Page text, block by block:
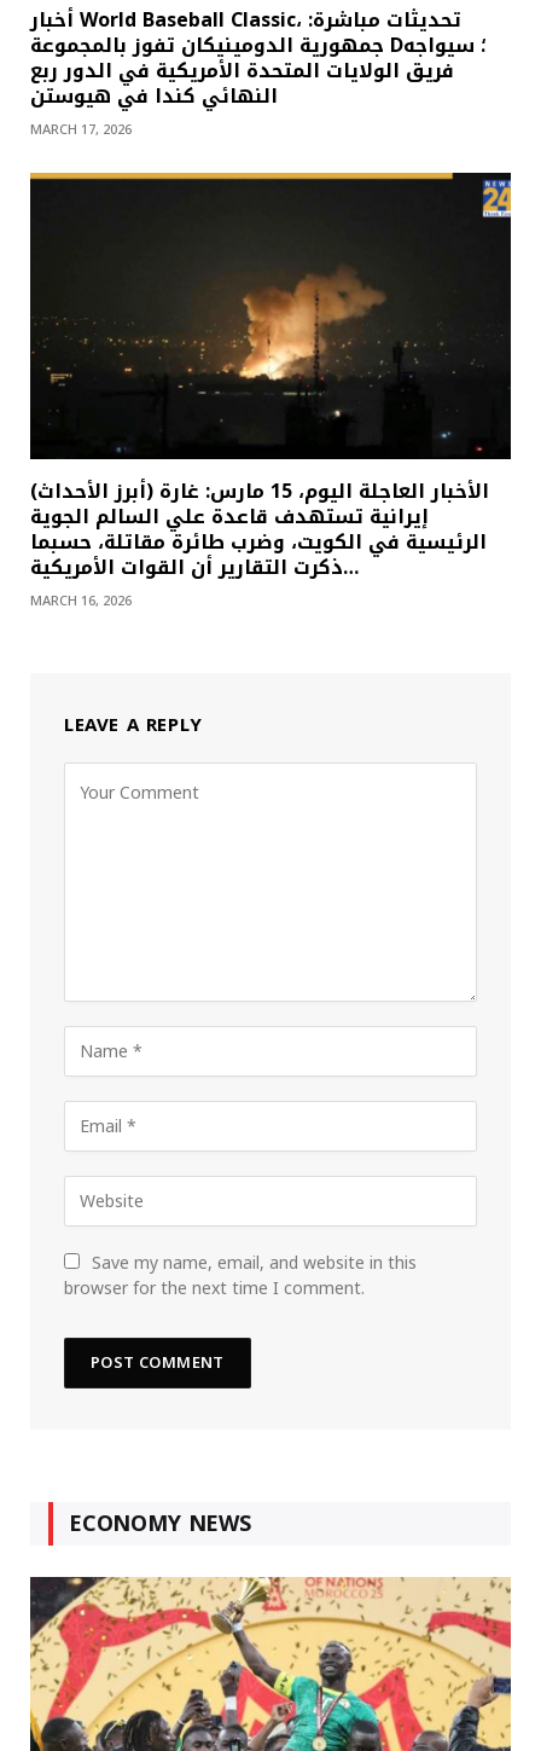
أخبار World Baseball Classic، تحديثات مباشرة:
جمهورية الدومينيكان تفوز بالمجموعة D؛ سيواجه
فريق الولايات المتحدة الأمريكية في الدور ربع
النهائي كندا في هيوستن
MARCH 17, 2026
(أبرز الأحداث) الأخبار العاجلة اليوم، 15 مارس: غارة
إيرانية تستهدف قاعدة علي السالم الجوية
الرئيسية في الكويت، وضرب طائرة مقاتلة، حسبما
ذكرت التقارير أن القوات الأمريكية…
MARCH 16, 2026
LEAVE A REPLY
Save my name, email, and website in this
browser for the next time I comment.
ECONOMY NEWS